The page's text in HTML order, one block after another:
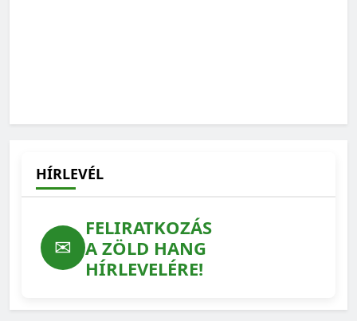
HÍRLEVÉL
✉
FELIRATKOZÁS
A ZÖLD HANG
HÍRLEVELÉRE!